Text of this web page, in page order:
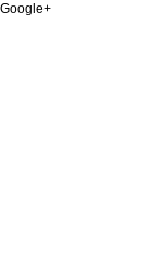
Google+